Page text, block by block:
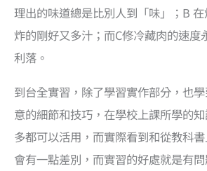
理出的味道總是比別人到「味」；B
炸的剛好又多汁；而C修冷藏肉的速度
利落。
到台全實習，除了學習實作部分，也
意的細節和技巧，在學校上課所學的
多都可以活用，而實際看到和從教科
會有一點差別，而實習的好處就是有